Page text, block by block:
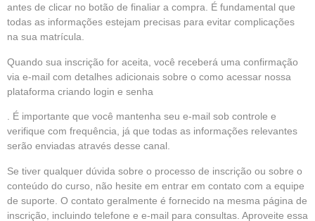
antes de clicar no botão de finaliar a compra. É fundamental que
todas as informações estejam precisas para evitar complicações
na sua matrícula.
Quando sua inscrição for aceita, você receberá uma confirmação
via e-mail com detalhes adicionais sobre o como acessar nossa
plataforma criando login e senha
. É importante que você mantenha seu e-mail sob controle e
verifique com frequência, já que todas as informações relevantes
serão enviadas através desse canal.
Se tiver qualquer dúvida sobre o processo de inscrição ou sobre o
conteúdo do curso, não hesite em entrar em contato com a equipe
de suporte. O contato geralmente é fornecido na mesma página de
inscrição, incluindo telefone e e-mail para consultas. Aproveite essa